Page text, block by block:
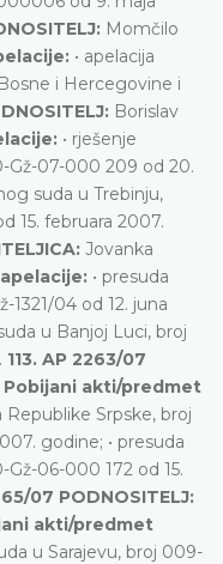
Momčilo
• apelacija
i Hercegovine i
Borislav
• rješenje
Gž-07-000 209 od 20.
suda u Trebinju,
15. februara 2007.
Jovanka
• presuda
1321/04 od 12. juna
u Banjoj Luci, broj
113. AP 2263/07
Pobijani akti/predmet
Republike Srpske, broj
godine; • presuda
06-000 172 od 15.
07 PODNOSITELJ:
akti/predmet
u Sarajevu, broj 009-